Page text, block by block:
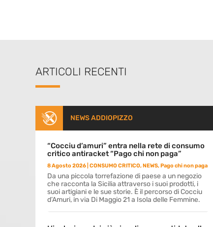
ARTICOLI RECENTI
NEWS ADDIOPIZZO
“Cocciu d’amuri” entra nella rete di consumo
critico antiracket “Pago chi non paga”
8 Agosto 2026 CONSUMO CRITICO, NEWS, Pago chi non paga
Da una piccola torrefazione di paese a un negozio
che racconta la Sicilia attraverso i suoi prodotti, i
suoi artigiani e le sue storie. È il percorso di Cocciu
d’Amuri, in via Di Maggio 21 a Isola delle Femmine.